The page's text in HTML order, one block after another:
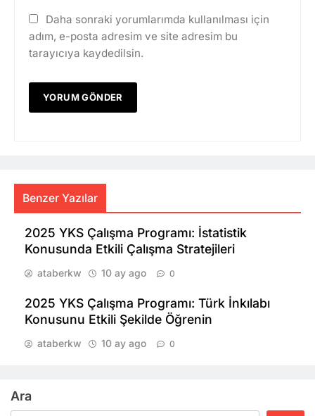
Daha sonraki yorumlarımda kullanılması için
adım, e-posta adresim ve site adresim bu
tarayıcıya kaydedilsin.
Benzer Yazılar
2025 YKS Çalışma Programı: İstatistik
Konusunda Etkili Çalışma Stratejileri
ataberkw 10 ay ago 0
2025 YKS Çalışma Programı: Türk İnkılabı
Konusunu Etkili Şekilde Öğrenin
ataberkw 10 ay ago 0
Ara